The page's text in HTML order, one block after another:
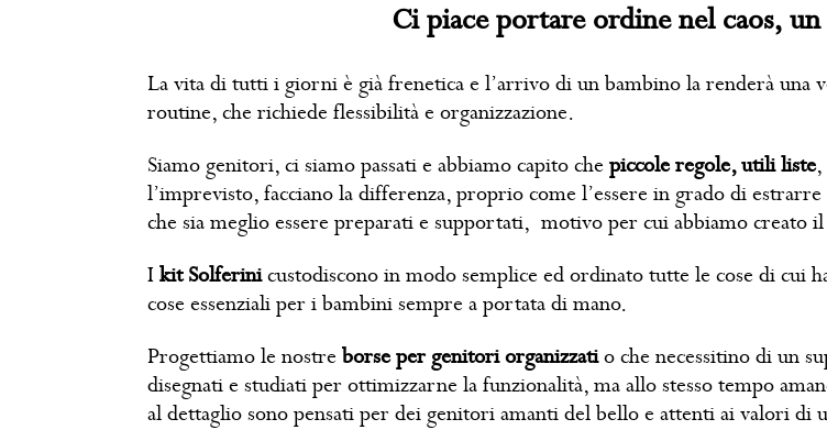
Ci piace portare ordine nel caos,
La vita di tutti i giorni è già frenetica e l’arrivo di un bambino la renderà una
routine, che richiede flessibilità e organizzazione.
Siamo genitori, ci siamo passati e abbiamo capito chepiccole regole, utili liste,
l’imprevisto, facciano la differenza, proprio come l’essere in grado di
che sia meglio essere preparati e supportati, motivo per cui abbiamo creato
Ikit Solferinicustodiscono in modo semplice ed ordinato tutte le cose di cui
cose essenziali per i bambini sempre a portata di mano.
Progettiamo le nostreborse per genitori organizzatio che necessitino di un
disegnati e studiati per ottimizzarne la funzionalità, ma allo stesso tempo
al dettaglio sono pensati per dei genitori amanti del bello e attenti ai valori